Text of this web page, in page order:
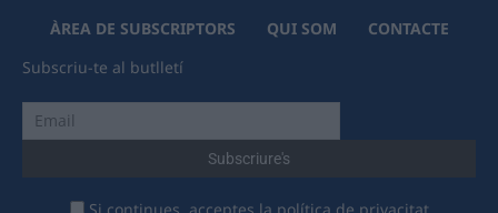
ÀREA DE SUBSCRIPTORS QUI SOM
CONTACTE
Subscriu-te al butlletí